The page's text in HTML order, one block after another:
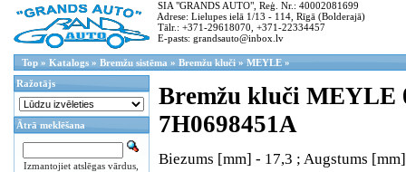
SIA "GRANDS AUTO", Reģ. Nr.: 40002081699
Adrese: Lielupes ielā 1/13 - 114, Rīgā (Bolderajā)
Tālr.: +371-29618070, +371-22334457
E-pasts: grandsauto@inbox.lv
Top » Katalogs » Bremžu sistēma » Bremžu kluči » MEYLE »
Bremžu kluči MEYLE
7H0698451A
Biezums [mm] - 17,3 ; Augstums
Ražotājs
Ātrā meklēšana
Izmantojiet atslēgas vārdus,